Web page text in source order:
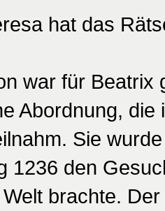
hat das
war für Beatrix
Abordnung,
Sie
1236 den
brachte.